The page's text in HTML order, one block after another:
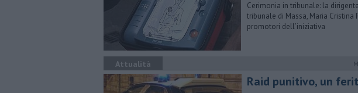
Cerimonia in tribunale: la
tribunale di Massa, Maria
promotori dell’iniziativa
Attualità
Raid punitivo, un